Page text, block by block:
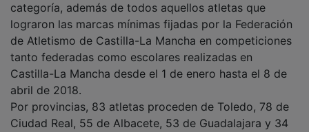
categoría, además de todos aquellos atletas que
lograron las marcas mínimas fijadas por la Federación
de Atletismo de Castilla-La Mancha en competiciones
tanto federadas como escolares realizadas en
Castilla-La Mancha desde el 1 de enero hasta el 8 de
abril de 2018.
Por provincias, 83 atletas proceden de Toledo, 78 de
Ciudad Real, 55 de Albacete, 53 de Guadalajara y 34